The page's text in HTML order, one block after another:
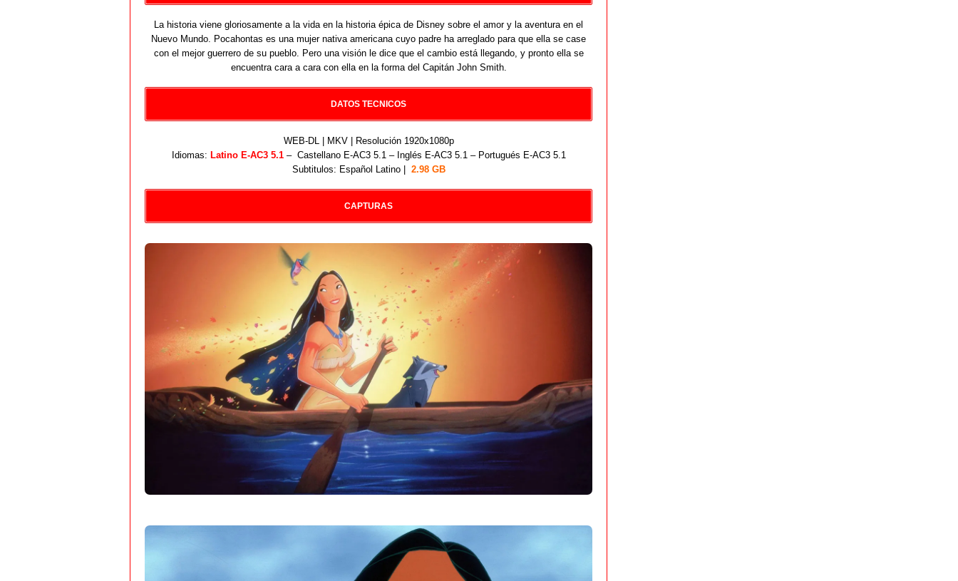
La historia viene gloriosamente a la vida en la historia épica de Disney sobre el amor y la aventura en el
Nuevo Mundo. Pocahontas es una mujer nativa americana cuyo padre ha arreglado para que ella se case
con el mejor guerrero de su pueblo. Pero una visión le dice que el cambio está llegando, y pronto ella se
encuentra cara a cara con ella en la forma del Capitán John Smith.
DATOS TECNICOS
WEB-DL | MKV | Resolución 1920x1080p
Idiomas: Latino E-AC3 5.1– Castellano E-AC3 5.1 – Inglés E-AC3 5.1 – Portugués E-AC3 5.1
Subtitulos: Español Latino |
2.98 GB
CAPTURAS